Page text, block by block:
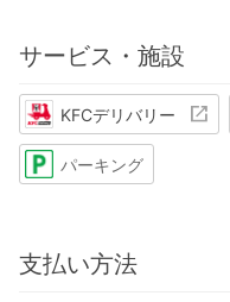
サービス・施設
KFCデリバリー
パーキング
支払い方法